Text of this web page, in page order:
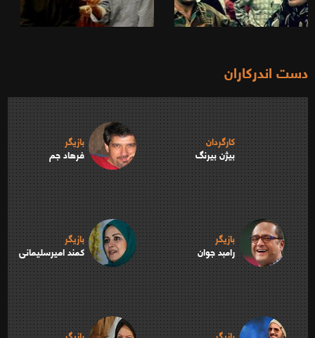
دست اندرکاران
کارگردان
بیژن بیرنگ
بازیگر
فرهاد جم
بازیگر
رامبد جوان
بازیگر
کمند امیرسلیمانی